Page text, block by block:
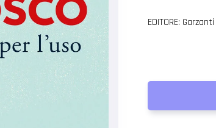
EDITORE: Garzanti